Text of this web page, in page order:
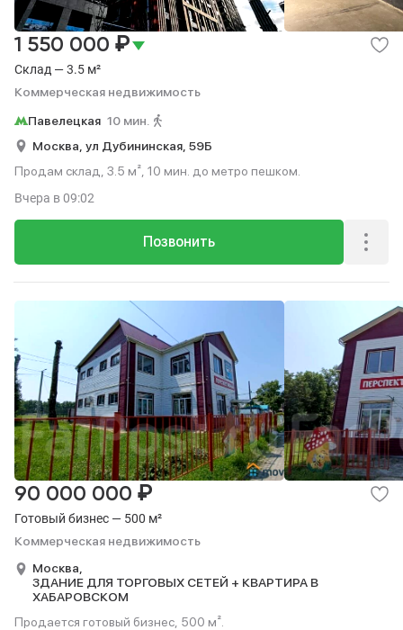
Склад — 3.5 м²
Коммерческая недвижимость
1 550 000 ₽
Павелецкая 10 мин.
Москва, ул Дубининская, 59Б
Продам склад, 3.5 м², 10 мин. до метро пешком.
Позвонить
Вчера в 09:02
Готовый бизнес — 500 м²
Коммерческая недвижимость
90 000 000 ₽
Москва,
ЗДАНИЕ ДЛЯ ТОРГОВЫХ СЕТЕЙ + КВАРТИРА В
ХАБАРОВСКОМ
Продается готовый бизнес, 500 м².